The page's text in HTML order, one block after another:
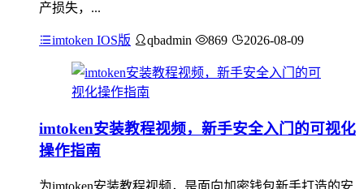
产损失，...
imtoken IOS版 qbadmin 869 2026-08-09
imtoken安装教程视频，新手安全入门的可视化
操作指南
为imtoken安装教程视频，是面向加密钱包新手打造的安